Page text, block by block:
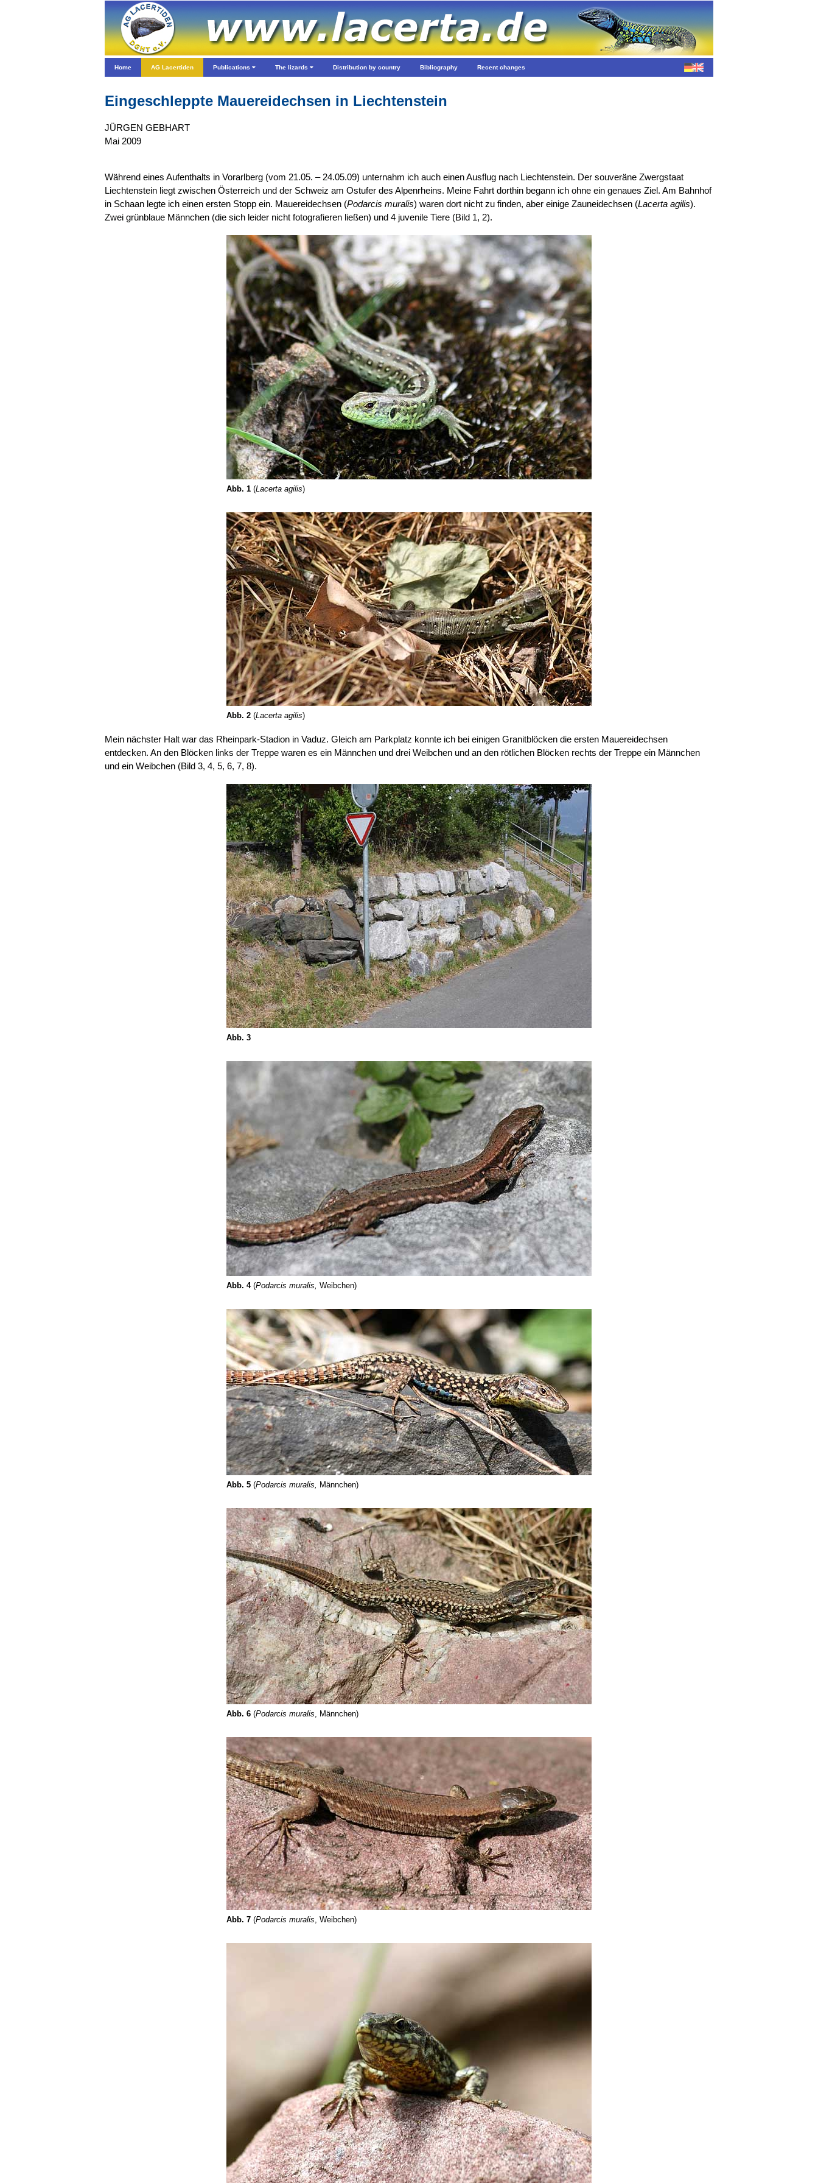
Home AG Lacertiden Publications The lizards Distribution by country Bibliography Recent changes
Eingeschleppte Mauereidechsen in Liechtenstein
JÜRGEN GEBHART
Mai 2009
Während eines Aufenthalts in Vorarlberg (vom 21.05. – 24.05.09) unternahm ich auch einen Ausflug nach Liechtenstein. Der souveräne Zwergstaat
Liechtenstein liegt zwischen Österreich und der Schweiz am Ostufer des Alpenrheins. Meine Fahrt dorthin begann ich ohne ein genaues Ziel. Am Bahnhof
in Schaan legte ich einen ersten Stopp ein. Mauereidechsen (Podarcis muralis) waren dort nicht zu finden, aber einige Zauneidechsen (Lacerta agilis).
Zwei grünblaue Männchen (die sich leider nicht fotografieren ließen) und 4 juvenile Tiere (Bild 1, 2).
Abb. 1 (Lacerta agilis)
Abb. 2 (Lacerta agilis)
Mein nächster Halt war das Rheinpark-Stadion in Vaduz. Gleich am Parkplatz konnte ich bei einigen Granitblöcken die ersten Mauereidechsen
entdecken. An den Blöcken links der Treppe waren es ein Männchen und drei Weibchen und an den rötlichen Blöcken rechts der Treppe ein Männchen
und ein Weibchen (Bild 3, 4, 5, 6, 7, 8).
Abb. 3
Abb. 4 (Podarcis muralis, Weibchen)
Abb. 5 (Podarcis muralis, Männchen)
Abb. 6 (Podarcis muralis, Männchen)
Abb. 7 (Podarcis muralis, Weibchen)